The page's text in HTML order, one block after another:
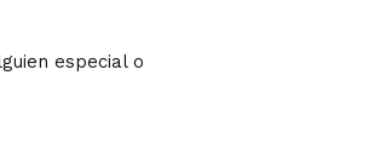
especial o